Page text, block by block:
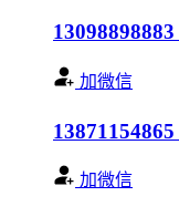
13098898883
加微信
13871154865
加微信